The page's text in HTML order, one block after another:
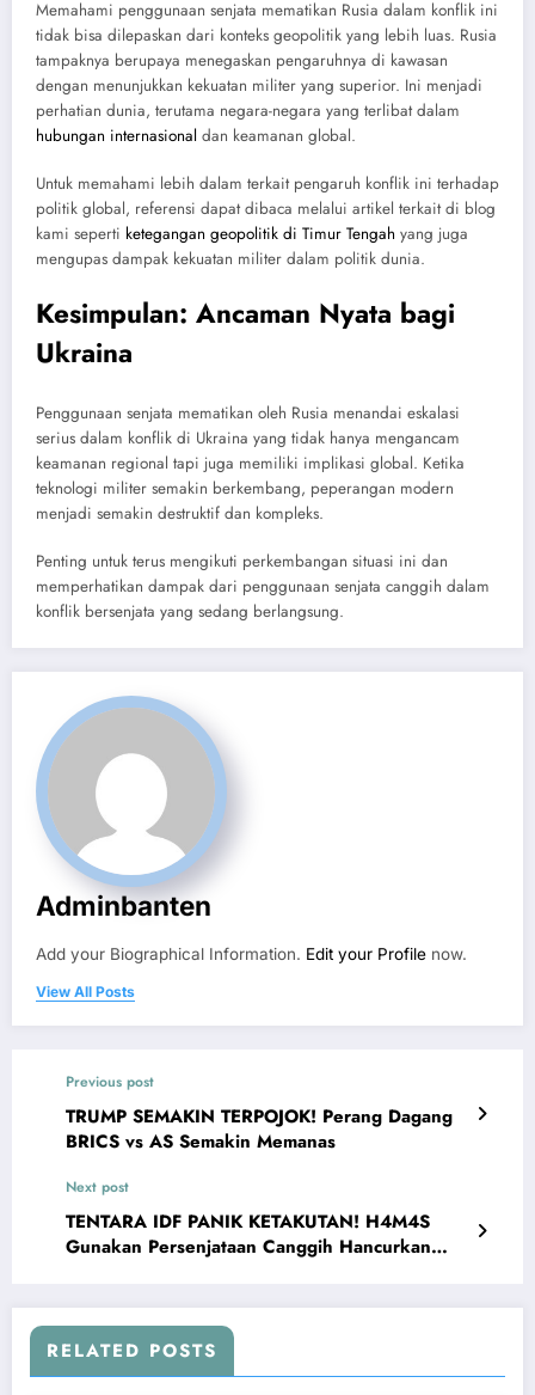
Memahami penggunaan senjata mematikan Rusia dalam konflik ini
tidak bisa dilepaskan dari konteks geopolitik yang lebih luas. Rusia
tampaknya berupaya menegaskan pengaruhnya di kawasan
dengan menunjukkan kekuatan militer yang superior. Ini menjadi
perhatian dunia, terutama negara-negara yang terlibat dalam
hubungan internasional dan keamanan global.
Untuk memahami lebih dalam terkait pengaruh konflik ini terhadap
politik global, referensi dapat dibaca melalui artikel terkait di blog
kami seperti ketegangan geopolitik di Timur Tengah yang juga
mengupas dampak kekuatan militer dalam politik dunia.
Kesimpulan: Ancaman Nyata bagi
Ukraina
Penggunaan senjata mematikan oleh Rusia menandai eskalasi
serius dalam konflik di Ukraina yang tidak hanya mengancam
keamanan regional tapi juga memiliki implikasi global. Ketika
teknologi militer semakin berkembang, peperangan modern
menjadi semakin destruktif dan kompleks.
Penting untuk terus mengikuti perkembangan situasi ini dan
memperhatikan dampak dari penggunaan senjata canggih dalam
konflik bersenjata yang sedang berlangsung.
Adminbanten
Add your Biographical Information. Edit your Profile now.
View All Posts
Previous post
TRUMP SEMAKIN TERPOJOK! Perang Dagang
BRICS vs AS Semakin Memanas
Next post
TENTARA IDF PANIK KETAKUTAN! H4M4S
Gunakan Persenjataan Canggih Hancurkan
RELATED POSTS